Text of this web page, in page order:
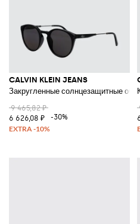
CALVIN KLEIN JEANS
Закругленные солнцезащитные
9 465,82 ₽
6 626,08 ₽
-30%